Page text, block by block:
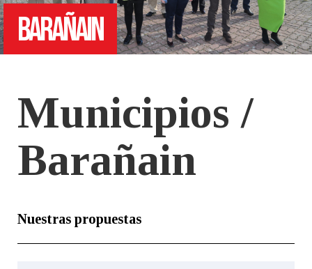
BARAÑAIN
Municipios /
Barañain
Nuestras propuestas